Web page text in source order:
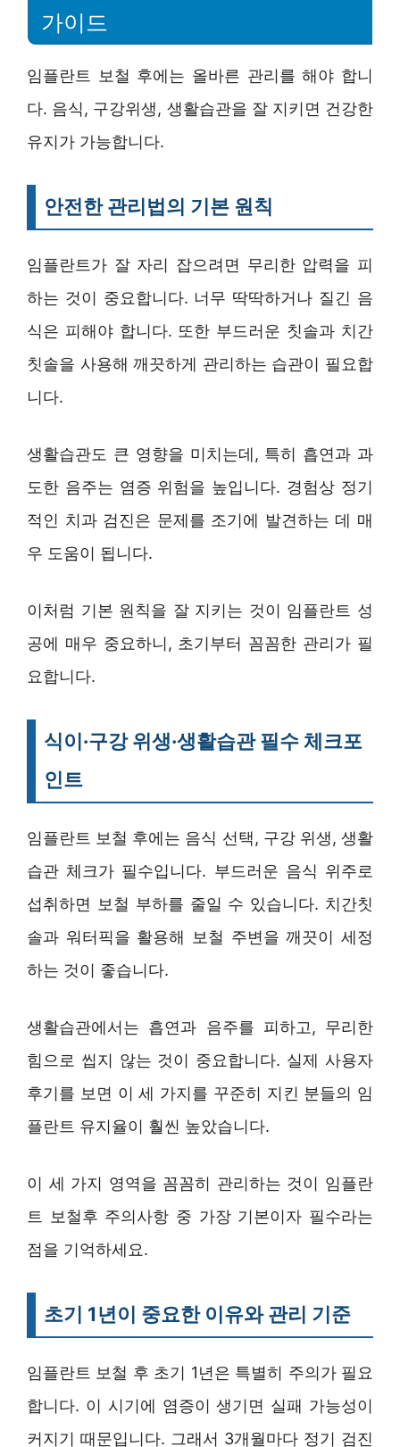
가이드
임플란트 보철 후에는 올바른 관리를 해야 합니
다. 음식, 구강위생, 생활습관을 잘 지키면 건강한
유지가 가능합니다.
안전한 관리법의 기본 원칙
임플란트가 잘 자리 잡으려면 무리한 압력을 피
하는 것이 중요합니다. 너무 딱딱하거나 질긴 음
식은 피해야 합니다. 또한 부드러운 칫솔과 치간
칫솔을 사용해 깨끗하게 관리하는 습관이 필요합
니다.
생활습관도 큰 영향을 미치는데, 특히 흡연과 과
도한 음주는 염증 위험을 높입니다. 경험상 정기
적인 치과 검진은 문제를 조기에 발견하는 데 매
우 도움이 됩니다.
이처럼 기본 원칙을 잘 지키는 것이 임플란트 성
공에 매우 중요하니, 초기부터 꼼꼼한 관리가 필
요합니다.
식이·구강 위생·생활습관 필수 체크포
인트
임플란트 보철 후에는 음식 선택, 구강 위생, 생활
습관 체크가 필수입니다. 부드러운 음식 위주로
섭취하면 보철 부하를 줄일 수 있습니다. 치간칫
솔과 워터픽을 활용해 보철 주변을 깨끗이 세정
하는 것이 좋습니다.
생활습관에서는 흡연과 음주를 피하고, 무리한
힘으로 씹지 않는 것이 중요합니다. 실제 사용자
후기를 보면 이 세 가지를 꾸준히 지킨 분들의 임
플란트 유지율이 훨씬 높았습니다.
이 세 가지 영역을 꼼꼼히 관리하는 것이 임플란
트 보철후 주의사항 중 가장 기본이자 필수라는
점을 기억하세요.
초기 1년이 중요한 이유와 관리 기준
임플란트 보철 후 초기 1년은 특별히 주의가 필요
합니다. 이 시기에 염증이 생기면 실패 가능성이
커지기 때문입니다. 그래서 3개월마다 정기 검진